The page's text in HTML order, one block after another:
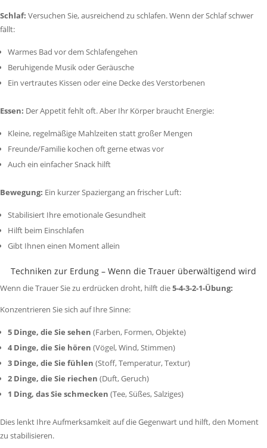
Schlaf: Versuchen Sie, ausreichend zu schlafen. Wenn der Schlaf schwer
fällt:
Warmes Bad vor dem Schlafengehen
Beruhigende Musik oder Geräusche
Ein vertrautes Kissen oder eine Decke des Verstorbenen
Essen: Der Appetit fehlt oft. Aber Ihr Körper braucht Energie:
Kleine, regelmäßige Mahlzeiten statt großer Mengen
Freunde/Familie kochen oft gerne etwas vor
Auch ein einfacher Snack hilft
Bewegung: Ein kurzer Spaziergang an frischer Luft:
Stabilisiert Ihre emotionale Gesundheit
Hilft beim Einschlafen
Gibt Ihnen einen Moment allein
Techniken zur Erdung – Wenn die Trauer überwältigend wird
Wenn die Trauer Sie zu erdrücken droht, hilft die5-4-3-2-1-Übung:
Konzentrieren Sie sich auf Ihre Sinne:
5 Dinge, die Sie sehen (Farben, Formen, Objekte)
4 Dinge, die Sie hören (Vögel, Wind, Stimmen)
3 Dinge, die Sie fühlen (Stoff, Temperatur, Textur)
2 Dinge, die Sie riechen (Duft, Geruch)
1 Ding, das Sie schmecken (Tee, Süßes, Salziges)
Dies lenkt Ihre Aufmerksamkeit auf die Gegenwart und hilft, den Moment
zu stabilisieren.